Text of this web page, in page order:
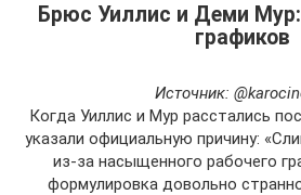
Брюс Уиллис и Деми
графиков
Источник:
Когда Уиллис и Мур расстались
указали официальную причину:
из-за насыщенного рабочего
формулировка довольно